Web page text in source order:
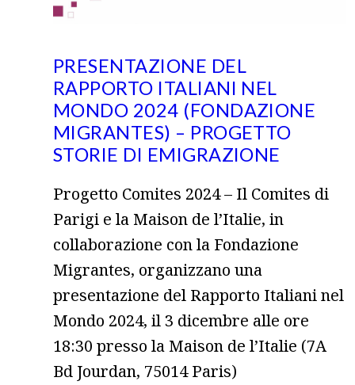
PRESENTAZIONE DEL
RAPPORTO ITALIANI NEL
MONDO 2024 (FONDAZIONE
MIGRANTES) – PROGETTO
STORIE DI EMIGRAZIONE
Progetto Comites 2024 – Il Comites di
Parigi e la Maison de l’Italie, in
collaborazione con la Fondazione
Migrantes, organizzano una
presentazione del Rapporto Italiani nel
Mondo 2024, il 3 dicembre alle ore
18:30 presso la Maison de l’Italie (7A
Bd Jourdan, 75014 Paris)